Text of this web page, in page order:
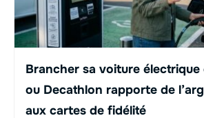
Brancher sa voiture électrique
ou Decathlon rapporte de
aux cartes de fidélité